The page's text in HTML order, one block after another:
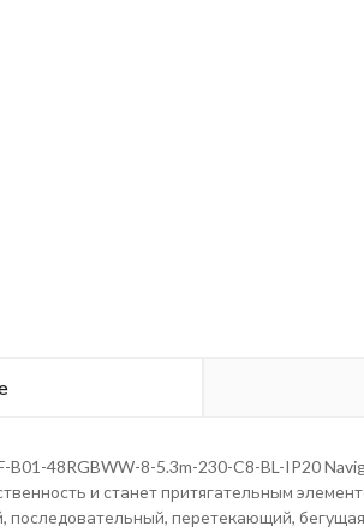
B01-48RGBWW-8-5.3m-230-C8-BL-IP20
и станет притягательным
последовательный, перетекающий,